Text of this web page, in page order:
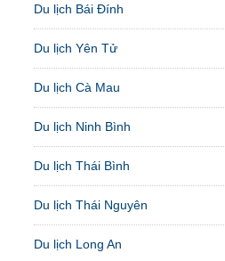
Du lịch Bái Đính
Du lịch Yên Tử
Du lịch Cà Mau
Du lịch Ninh Bình
Du lịch Thái Bình
Du lịch Thái Nguyên
Du lịch Long An